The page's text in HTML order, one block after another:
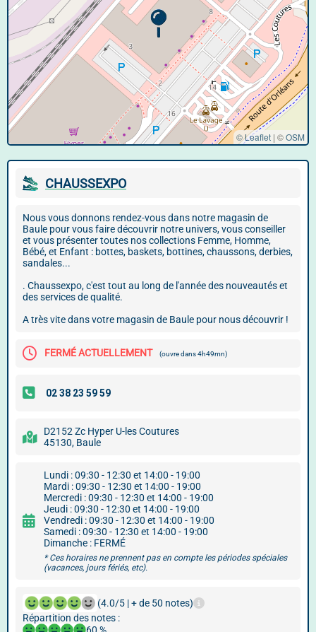
© Leaflet | ©OSM
CHAUSSEXPO
Nous vous donnons rendez-vous dans notre magasin de
Baule pour vous faire découvrir notre univers, vous conseiller
et vous présenter toutes nos collections Femme, Homme,
Bébé, et Enfant : bottes, baskets, bottines, chaussons, derbies,
sandales...
. Chaussexpo, c'est tout au long de l'année des nouveautés et
des services de qualité.
A très vite dans votre magasin de Baule pour nous découvrir !
FERMÉ ACTUELLEMENT (ouvre dans 4h49mn)
D2152 Zc Hyper U-les Coutures
45130, Baule
Lundi : 09:30 - 12:30 et 14:00 - 19:00
Mardi : 09:30 - 12:30 et 14:00 - 19:00
Mercredi : 09:30 - 12:30 et 14:00 - 19:00
Jeudi : 09:30 - 12:30 et 14:00 - 19:00
Vendredi : 09:30 - 12:30 et 14:00 - 19:00
Samedi : 09:30 - 12:30 et 14:00 - 19:00
Dimanche : FERMÉ
* Ces horaires ne prennent pas en compte les périodes spéciales
(vacances, jours fériés, etc).
(4.0/5 | + de 50 notes)
Répartition des notes :